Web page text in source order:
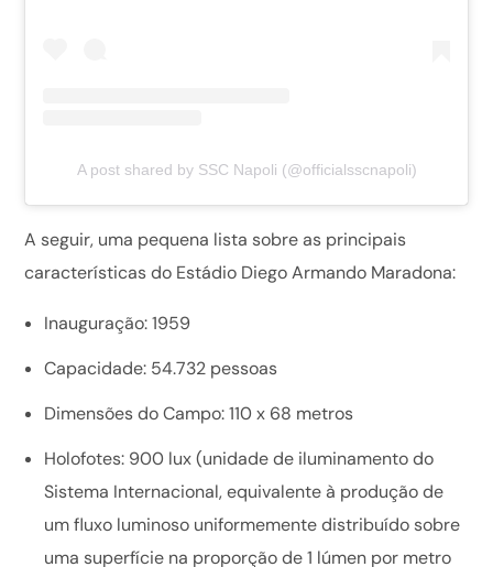
A post shared by SSC Napoli (@officialsscnapoli)
A seguir, uma pequena lista sobre as principais
características do Estádio Diego Armando Maradona:
Inauguração: 1959
Capacidade: 54.732 pessoas
Dimensões do Campo: 110 x 68 metros
Holofotes: 900 lux (unidade de iluminamento do
Sistema Internacional, equivalente à produção de
um fluxo luminoso uniformemente distribuído sobre
uma superfície na proporção de 1 lúmen por metro